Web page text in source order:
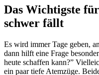
Das Wichtigste
schwer fällt
Es wird immer Tage geben,
dann hilft eine Frage
heute schaffen kann?”
ein paar tiefe Atemzüge.